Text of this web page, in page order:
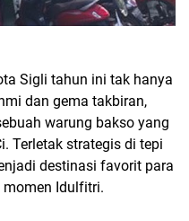
Sigli tahun ini tak hanya
dan gema takbiran,
warung bakso yang
Terletak strategis di tepi
destinasi favorit para
momen Idulfitri.